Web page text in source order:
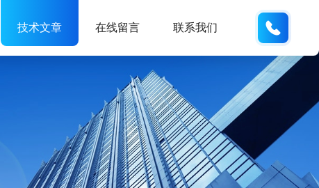
技术文章 在线留言 联系我们